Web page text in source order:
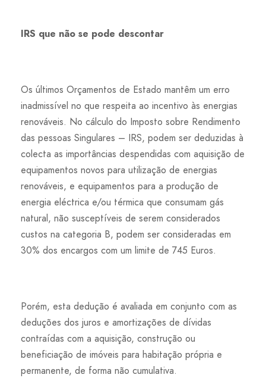
IRS que não se pode descontar
Os últimos Orçamentos de Estado mantêm um erro
inadmissível no que respeita ao incentivo às energias
renováveis. No cálculo do Imposto sobre Rendimento
das pessoas Singulares – IRS, podem ser deduzidas à
colecta as importâncias despendidas com aquisição de
equipamentos novos para utilização de energias
renováveis, e equipamentos para a produção de
energia eléctrica e/ou térmica que consumam gás
natural, não susceptíveis de serem considerados
custos na categoria B, podem ser consideradas em
30% dos encargos com um limite de 745 Euros.
Porém, esta dedução é avaliada em conjunto com as
deduções dos juros e amortizações de dívidas
contraídas com a aquisição, construção ou
beneficiação de imóveis para habitação própria e
permanente, de forma não cumulativa.